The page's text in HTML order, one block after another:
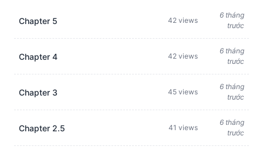
Chapter 5 42 views
6 tháng
trước
Chapter 4 42 views
6 tháng
trước
Chapter 3 45 views
6 tháng
trước
Chapter 2.5 41 views
6 tháng
trước